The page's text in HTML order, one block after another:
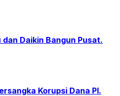
Daikin Bangun Pusat.
Korupsi Dana PI.